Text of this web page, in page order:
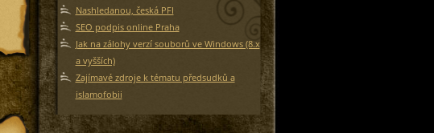
Nashledanou, česká PFI
SEO podpis online Praha
Jak na zálohy verzí souborů ve Windows (8.x
a vyšších)
Zajímavé zdroje k tématu předsudků a
islamofobii